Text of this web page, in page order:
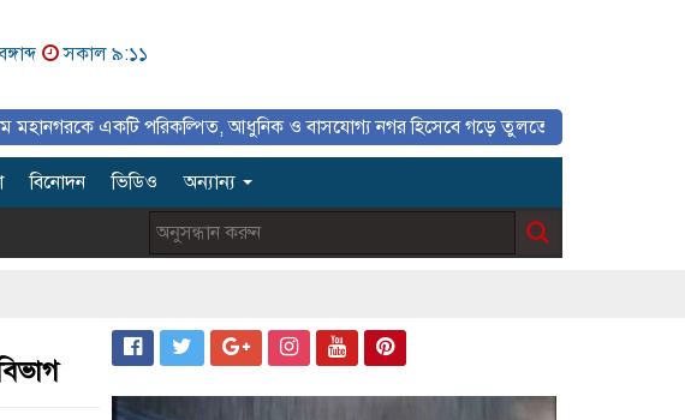
সকাল ৯:১১
একটি পরিকল্পিত, আধুনিক ও বাসযোগ্য নগর হিসেবে গড়ে তুলতে সাংবাদিকদের ইতিবাচক
বিনোদন ভিডিও অন্যান্য